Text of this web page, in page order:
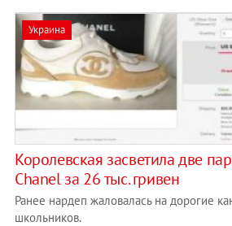
Украина
Королевская засветила две
Chanel за 26 тыс. гривен
Ранее нардеп жаловалась на дорогие
школьников.